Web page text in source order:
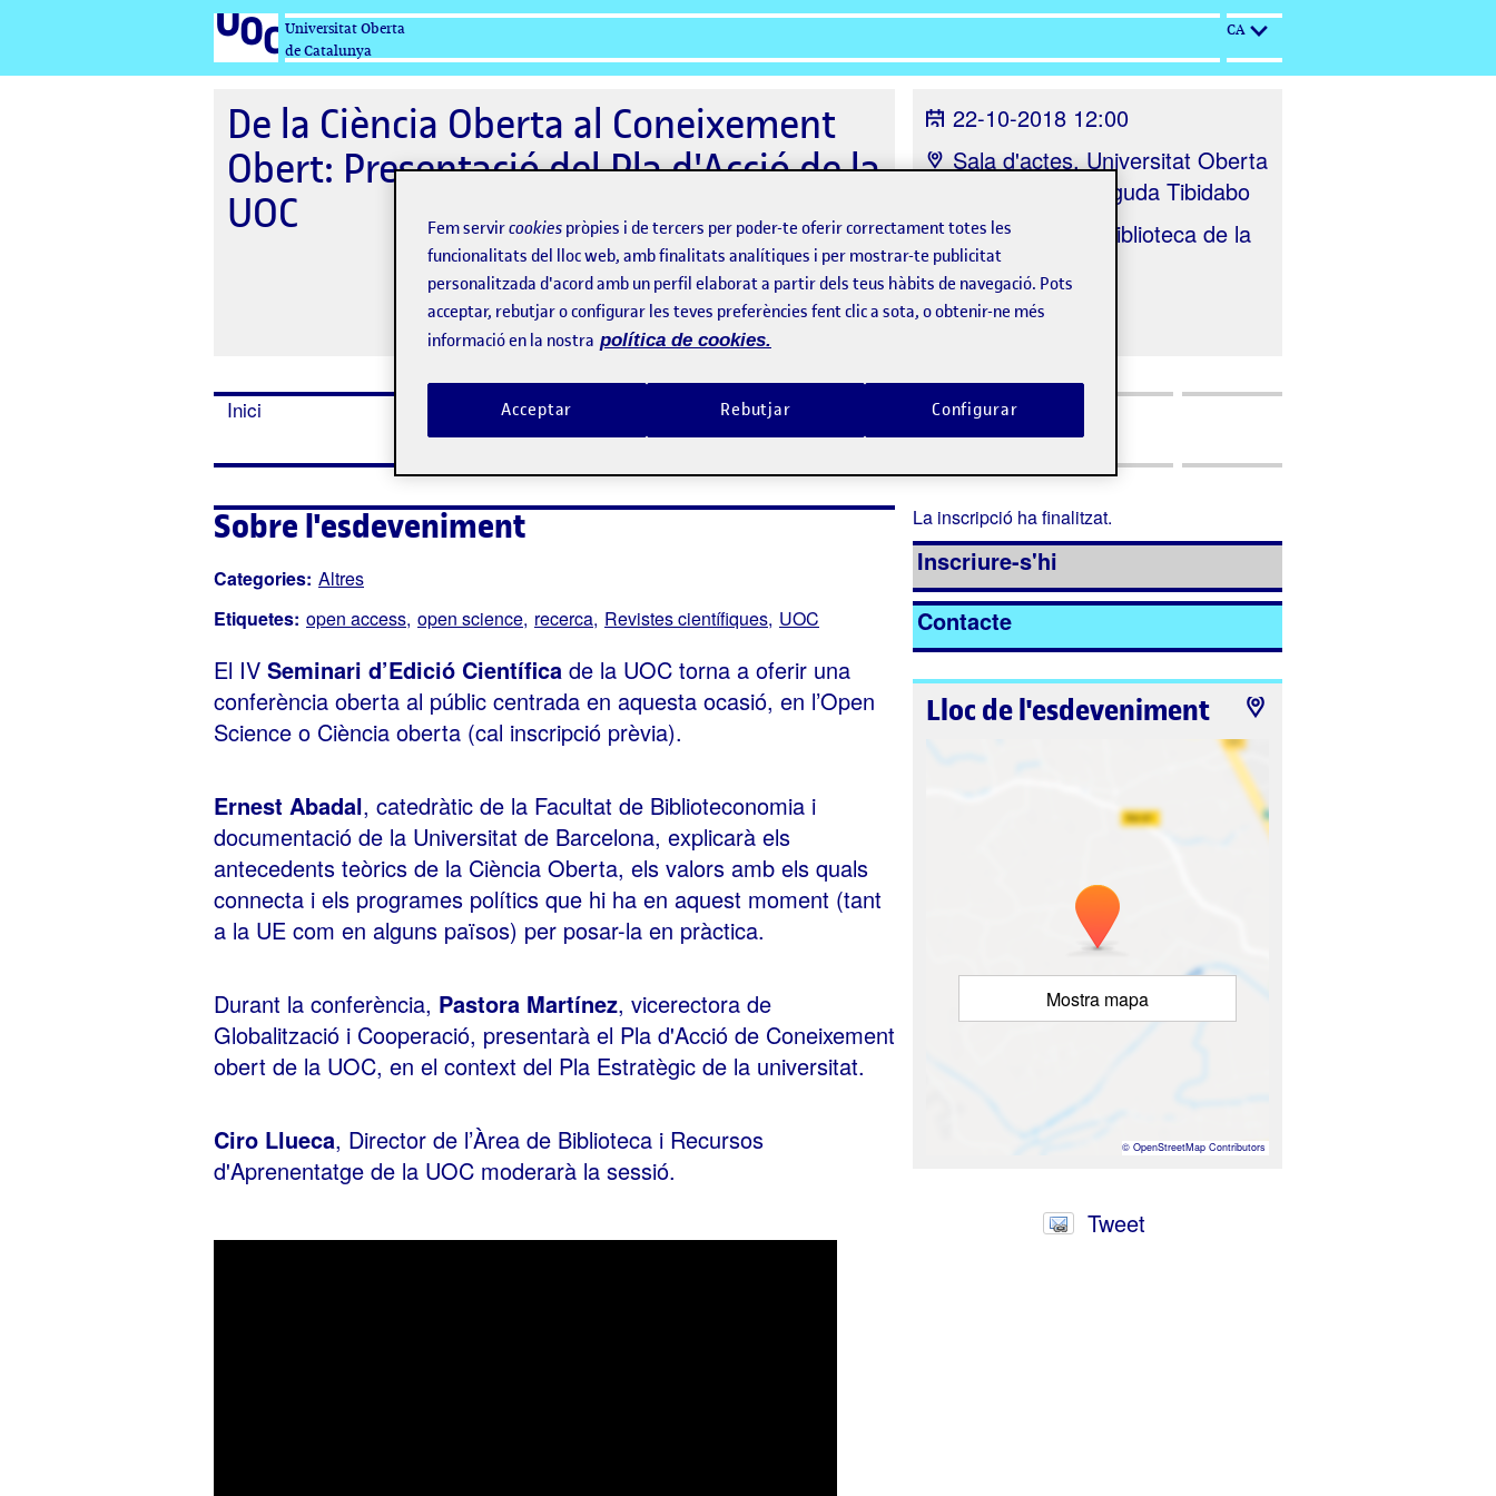
Universitat Oberta
de Catalunya
CA
De la Ciència Oberta al Coneixement
Obert: Presentació del Pla d'Acció de la
UOC
22-10-2018 12:00
Sala d'actes, Universitat Oberta
de Catalunya. Avinguda Tibidabo
Organitzat per
Biblioteca de la
UOC
Inici
Sobre l'esdeveniment
Categories: Altres
Etiquetes: open access open science recerca Revistes científiques UOC
El IV Seminari d’Edició Científica de la UOC torna a oferir una
conferència oberta al públic centrada en aquesta ocasió, en l’Open
Science o Ciència oberta (cal inscripció prèvia).
Ernest Abadal, catedràtic de la Facultat de Biblioteconomia i
documentació de la Universitat de Barcelona, explicarà els
antecedents teòrics de la Ciència Oberta, els valors amb els quals
connecta i els programes polítics que hi ha en aquest moment (tant
a la UE com en alguns països) per posar-la en pràctica.
Durant la conferència, Pastora Martínez, vicerectora de
Globalització i Cooperació, presentarà el Pla d'Acció de Coneixement
obert de la UOC, en el context del Pla Estratègic de la universitat.
Ciro Llueca, Director de l’Àrea de Biblioteca i Recursos
d'Aprenentatge de la UOC moderarà la sessió.
La inscripció ha finalitzat.
Inscriure-s'hi
Contacte
Lloc de l'esdeveniment
Mostra mapa
© OpenStreetMap Contributors
Tweet
Fem servircookies pròpies i de tercers per poder-te oferir correctament totes les
funcionalitats del lloc web, amb finalitats analítiques i per mostrar-te publicitat
personalitzada d'acord amb un perfil elaborat a partir dels teus hàbits de navegació. Pots
acceptar, rebutjar o configurar les teves preferències fent clic a sota, o obtenir-ne més
informació en la nostra política de cookies.
Rebutjar
Acceptar Configurar